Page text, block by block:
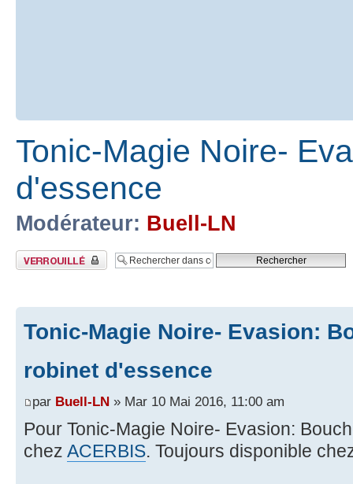
Tonic-Magie Noire-
d'essence
Modérateur: Buell-LN
Sujet verrouillé
Tonic-Magie Noire- Evasion:
robinet d'essence
par Buell-LN » Mar 10 Mai 2016, 11:00 am
Pour Tonic-Magie Noire- Evasion:
chez ACERBIS. Toujours disponible